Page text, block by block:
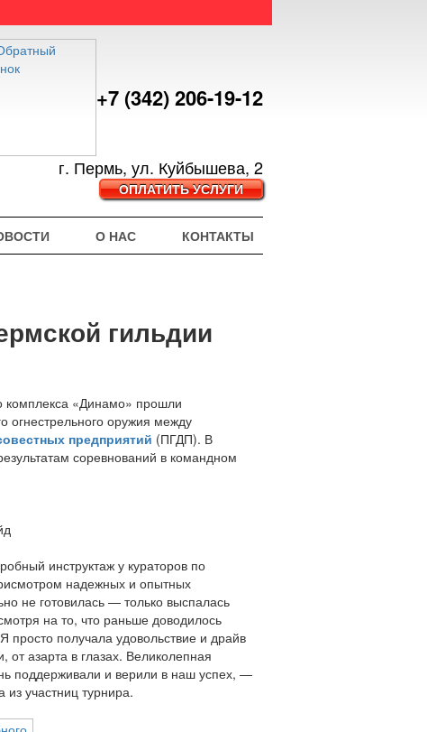
+7 (342) 206-19-12
г. Пермь, ул. Куйбышева, 2
ОПЛАТИТЬ УСЛУГИ
О НАС КОНТАКТЫ
гильдии
комплекса «Динамо» прошли
огнестрельного оружия между
предприятий (ПГДП). В
соревнований в командном
инструктаж у кураторов по
надежных и опытных
не готовилась — только выспалась
на то, что раньше доводилось
просто получала удовольствие и драйв
от азарта в глазах. Великолепная
поддерживали и верили в наш успех, —
участниц турнира.